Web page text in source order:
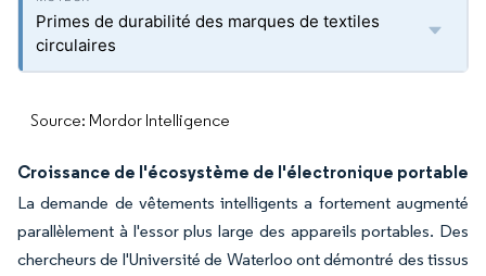
Primes de durabilité des marques de textiles
circulaires
Source: Mordor Intelligence
Croissance de l'écosystème de l'électronique portable
La demande de vêtements intelligents a fortement augmenté
parallèlement à l'essor plus large des appareils portables. Des
chercheurs de l'Université de Waterloo ont démontré des tissus